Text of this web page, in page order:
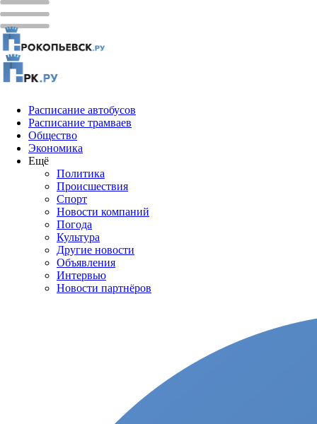
Расписание автобусов
Расписание трамваев
Общество
Экономика
Ещё
Политика
Проиcшествия
Спорт
Новости компаний
Погода
Культура
Другие новости
Объявления
Интервью
Новости партнёров